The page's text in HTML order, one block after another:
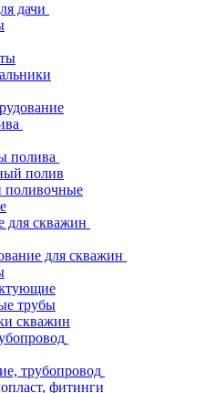
дачи
полива
полив
для скважин
для скважин
трубы
скважин
трубопровод
фитинги